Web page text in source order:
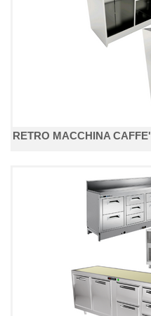
RETRO MACCHINA CAFFE'